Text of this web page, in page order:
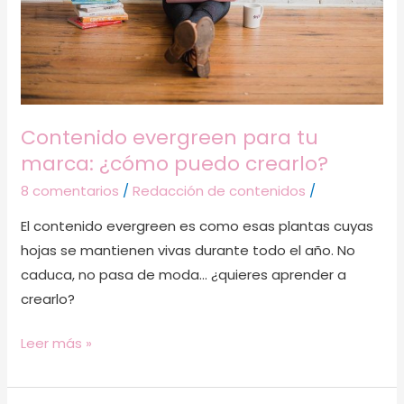
Contenido evergreen para tu
marca: ¿cómo puedo crearlo?
8 comentarios /Redacción de contenidos /
El contenido evergreen es como esas plantas cuyas
hojas se mantienen vivas durante todo el año. No
caduca, no pasa de moda… ¿quieres aprender a
crearlo?
puedo
crearlo?
Leer más »